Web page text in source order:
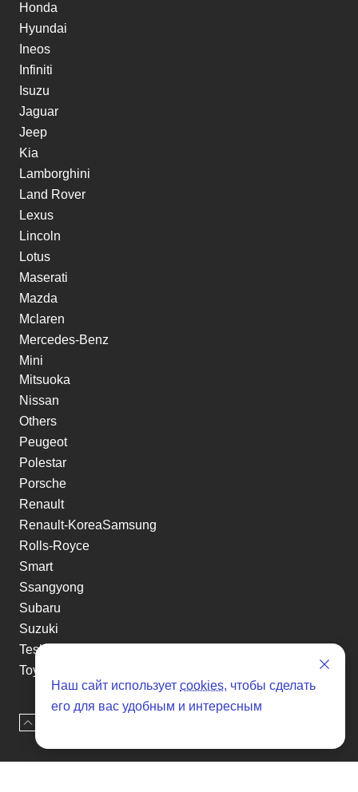
Honda
Hyundai
Ineos
Infiniti
Isuzu
Jaguar
Jeep
Kia
Lamborghini
Land Rover
Lexus
Lincoln
Lotus
Maserati
Mazda
Mclaren
Mercedes-Benz
Mini
Mitsuoka
Nissan
Others
Peugeot
Polestar
Porsche
Renault
Renault-KoreaSamsung
Rolls-Royce
Smart
Ssangyong
Subaru
Suzuki
Tesla
Toyota
Volkswagen
Volvo
Xin yuan
Наш сайт использует cookies, чтобы сделать
его для вас удобным и интересным